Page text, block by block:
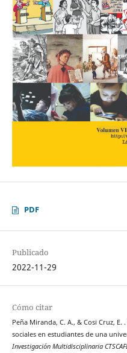
PDF
Publicado
2022-11-29
Cómo citar
Peña Miranda, C. A., & Cosi Cruz,
sociales en estudiantes de una
Investigación Multidisciplinaria